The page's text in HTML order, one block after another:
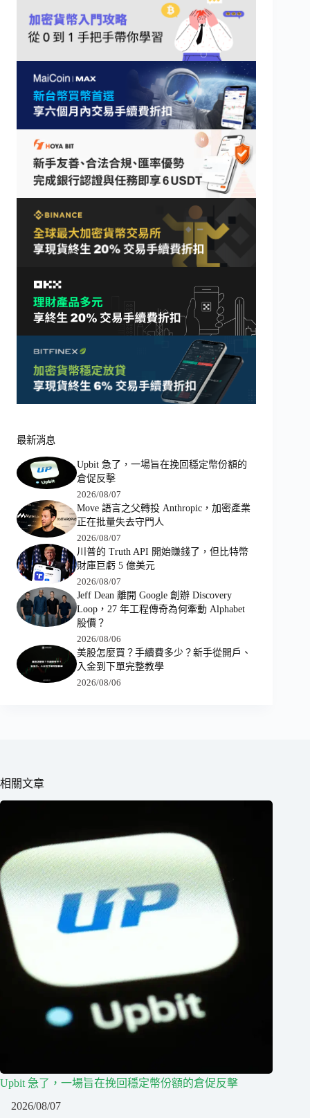
最新消息
Upbit 急了，一場旨在挽回穩定幣份額的
倉促反擊
2026/08/07
Move 語言之父轉投 Anthropic，加密產業
正在批量失去守門人
2026/08/07
川普的 Truth API 開始賺錢了，但比特幣
財庫巨虧 5 億美元
2026/08/07
Jeff Dean 離開 Google 創辦 Discovery
Loop，27 年工程傳奇為何牽動 Alphabet
股價？
2026/08/06
美股怎麼買？手續費多少？新手從開戶、
入金到下單完整教學
2026/08/06
相關文章
Upbit 急了，一場旨在挽回穩定幣份額的倉促反擊
2026/08/07